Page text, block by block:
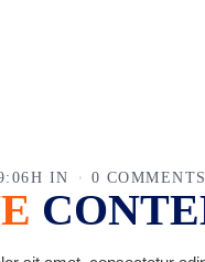
IN 0 COMMENTS